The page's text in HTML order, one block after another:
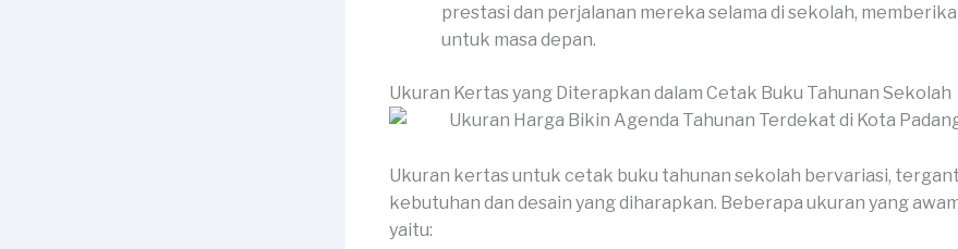
prestasi dan perjalanan mereka selama di sekolah,
untuk masa depan.
Ukuran Kertas yang Diterapkan dalam Cetak Buku Tahunan Sekolah
Ukuran kertas untuk cetak buku tahunan sekolah bervariasi,
kebutuhan dan desain yang diharapkan. Beberapa ukuran yang
yaitu: